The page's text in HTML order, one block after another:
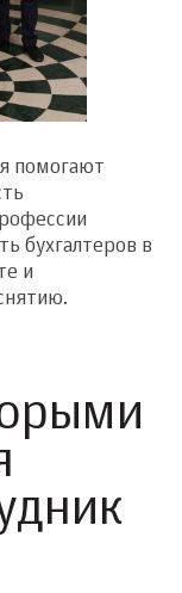
помогают
бухгалтеров в
и